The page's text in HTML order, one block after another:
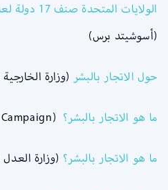
الولايات المتحدة صنف 17 دولة لعدم محاربة الاتجار بالبشر
(أسوشيتد برس)
حول الاتجار بالبشر (وزارة الخارجية
ما هو الاتجار بالبشر؟ (
ما هو الاتجار بالبشر؟ (وزارة العدل